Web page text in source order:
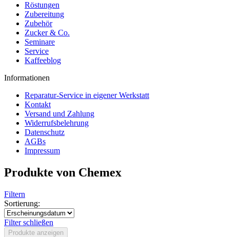
Röstungen
Zubereitung
Zubehör
Zucker & Co.
Seminare
Service
Kaffeeblog
Informationen
Reparatur-Service in eigener Werkstatt
Kontakt
Versand und Zahlung
Widerrufsbelehrung
Datenschutz
AGBs
Impressum
Produkte von Chemex
Filtern
Sortierung:
Filter schließen
Produkte anzeigen